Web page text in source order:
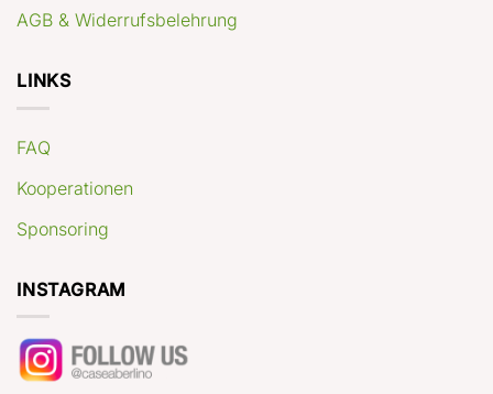
AGB & Widerrufsbelehrung
LINKS
FAQ
Kooperationen
Sponsoring
INSTAGRAM